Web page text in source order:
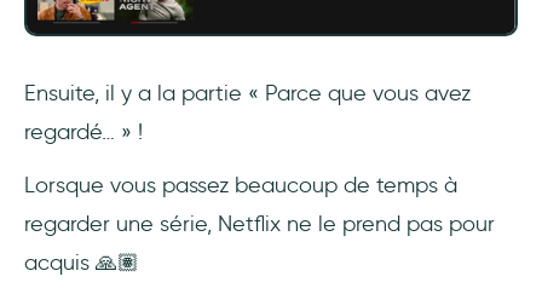
Ensuite, il y a la partie « Parce que vous avez
regardé… » !
Lorsque vous passez beaucoup de temps à
regarder une série, Netflix ne le prend pas pour
acquis 🙏🏽